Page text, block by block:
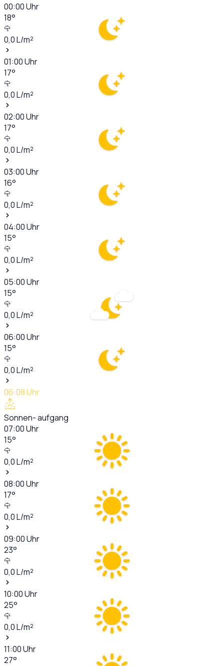
00:00Uhr
18°
0,0L/m²
01:00Uhr
17°
0,0L/m²
02:00Uhr
17°
0,0L/m²
03:00Uhr
16°
0,0L/m²
04:00Uhr
15°
0,0L/m²
05:00Uhr
15°
0,0L/m²
06:00Uhr
15°
0,0L/m²
06:08Uhr
Sonnen- aufgang
07:00Uhr
15°
0,0L/m²
08:00Uhr
17°
0,0L/m²
09:00Uhr
23°
0,0L/m²
10:00Uhr
25°
0,0L/m²
11:00Uhr
27°